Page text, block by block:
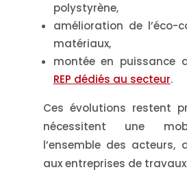
polystyrène,
amélioration de l’éco-
matériaux,
montée en puissance
REP dédiés au secteur.
Ces évolutions restent
nécessitent une
l’ensemble des acteurs,
aux entreprises de